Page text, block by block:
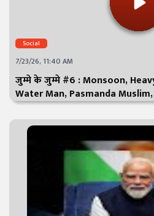
Social
7/23/26, 11:40 AM
जुम्मे के जुम्मे #6 : Monsoon,
Water Man, Pasmanda